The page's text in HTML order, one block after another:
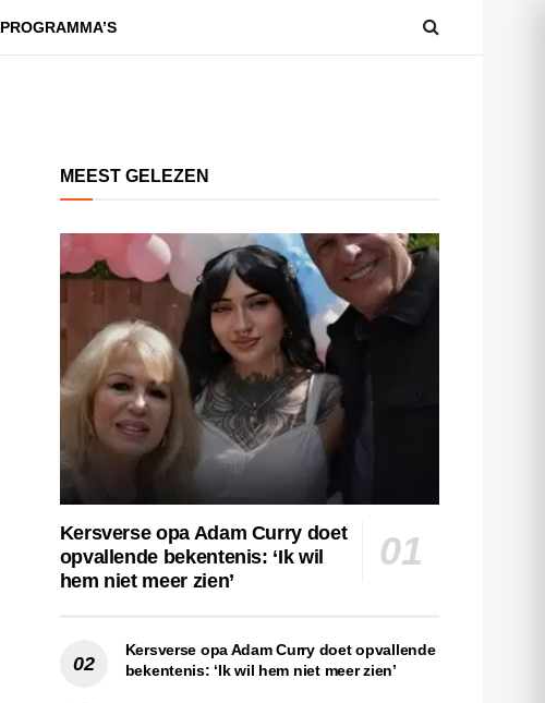
MEEST GELEZEN
Kersverse opa Adam Curry doet
opvallende bekentenis: ‘Ik wil
hem niet meer zien’
Kersverse opa Adam Curry doet opvallende
bekentenis: ‘Ik wil hem niet meer zien’